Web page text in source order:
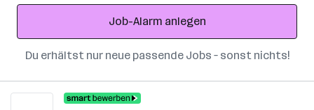
Adresse
Job-Alarm anlegen
Du erhältst nur neue passende Jobs – sonst nichts!